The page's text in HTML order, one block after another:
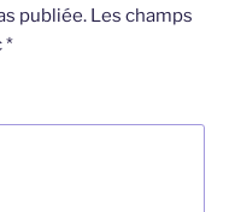
publiée. Les champs
*